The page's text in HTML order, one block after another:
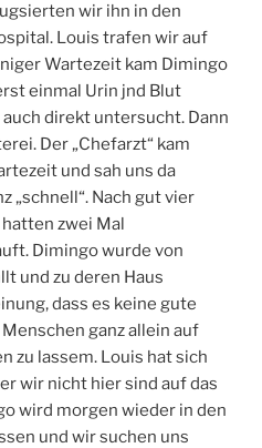
wir ihn in den
Louis trafen wir auf
Wartezeit kam Dimingo
einmal Urin jnd Blut
direkt untersucht. Dann
Der „Chefarzt“ kam
und sah uns da
„schnell“. Nach gut vier
zwei Mal
Dimingo wurde von
und zu deren Haus
dass es keine gute
ganz allein auf
zu lassem. Louis hat sich
wir nicht hier sind auf das
wird morgen wieder in den
und wir suchen uns